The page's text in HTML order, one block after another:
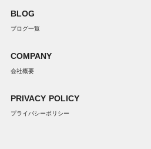
BLOG
ブログ一覧
COMPANY
会社概要
PRIVACY POLICY
プライバシーポリシー